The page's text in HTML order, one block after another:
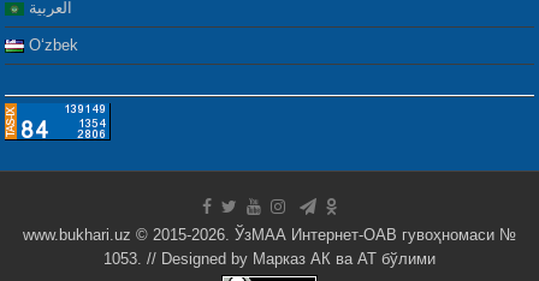
العربية
Oʻzbek
www.bukhari.uz © 2015-2026. ЎзМАА Интернет-ОАВ гувоҳномаси №
1053. // Designed by Марказ АК ва АТ бўлими